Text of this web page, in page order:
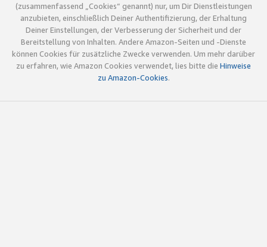
(zusammenfassend „Cookies“ genannt) nur, um Dir Dienstleistungen
anzubieten, einschließlich Deiner Authentifizierung, der Erhaltung
Deiner Einstellungen, der Verbesserung der Sicherheit und der
Bereitstellung von Inhalten. Andere Amazon-Seiten und -Dienste
können Cookies für zusätzliche Zwecke verwenden. Um mehr darüber
zu erfahren, wie Amazon Cookies verwendet, lies bitte die Hinweise
zu Amazon-Cookies.